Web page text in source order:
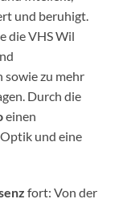
und beruhigt.
die VHS Wil
sowie zu mehr
Durch die
einen
und eine
fort: Von der